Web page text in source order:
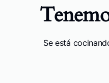
Se está